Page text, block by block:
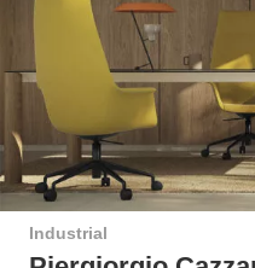
Industrial